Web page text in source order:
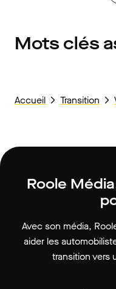
Mots clés
Accueil Transition
Roole
Avec son média,
aider les
transition vers